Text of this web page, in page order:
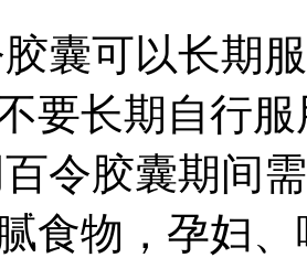
囊可以长期
要长期自行
令胶囊期间
食物，孕妇